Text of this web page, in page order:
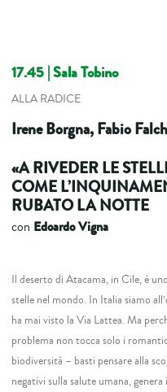
17.45| Sala Tobino
ALLA RADICE
Irene Borgna, Fabio
«A RIVEDER LE
COME
RUBATO LA NOTTE
con Edoardo Vigna
Il deserto di Atacama, in Cile, è
stelle nel mondo. In Italia siamo
ha mai visto la Via Lattea. Ma
problema non tocca solo i
biodiversità – basti pensare alla
negativi sulla salute umana,